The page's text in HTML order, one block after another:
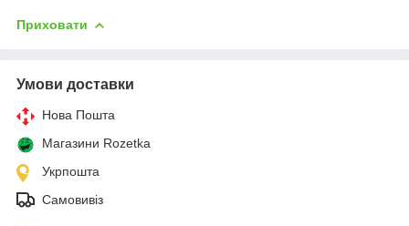
Приховати
Умови доставки
Нова Пошта
Магазини Rozetka
Укрпошта
Самовивіз